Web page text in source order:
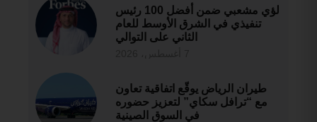
لؤي مشعبي ضمن أفضل 100 رئيس
تنفيذي في الشرق الأوسط للعام
الثاني على التوالي
طيران الرياض يوقّع اتفاقية تعاون
مع “ترافل سكاي” لتعزيز حضوره
في السوق الصينية